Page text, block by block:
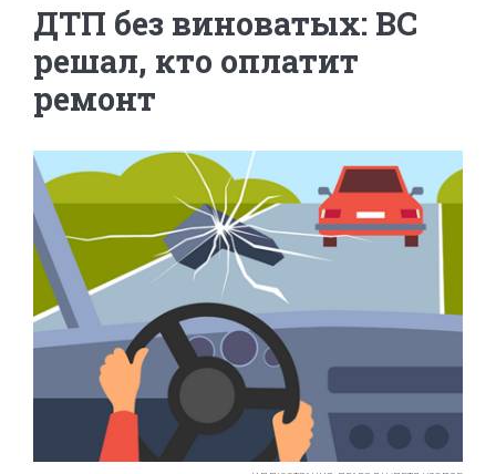
ДТП без виноватых: ВС
решал, кто оплатит
ремонт